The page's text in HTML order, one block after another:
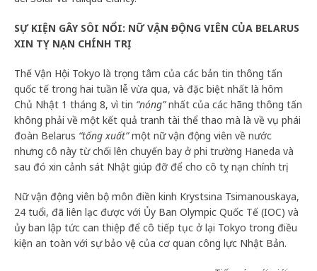
SỰ KIỆN GÂY SÔI NỔI: NỮ VẬN ĐỘNG VIÊN CỦA BELARUS
XIN TỴ NẠN CHÍNH TRỊ
Thế Vận Hội Tokyo là trọng tâm của các bản tin thông tấn
quốc tế trong hai tuần lễ vừa qua, và đặc biệt nhất là hôm
Chủ Nhật 1 tháng 8, vì tin “nóng”nhất của các hãng thông tấn
không phải về một kết quả tranh tài thể thao mà là về vụ phái
đoàn Belarus “tống xuất”một nữ vận động viên về nước
nhưng cô này từ chối lên chuyến bay ở phi trường Haneda và
sau đó xin cảnh sát Nhật giúp đỡ để cho cô tỵ nạn chính trị.
Nữ vận động viên bộ môn điền kinh Krystsina Tsimanouskaya,
24 tuổi, đã liên lạc được với Ủy Ban Olympic Quốc Tế (IOC) và
ủy ban lập tức can thiệp để cô tiếp tục ở lại Tokyo trong điều
kiện an toàn với sự bảo vệ của cơ quan công lực Nhật Bản.